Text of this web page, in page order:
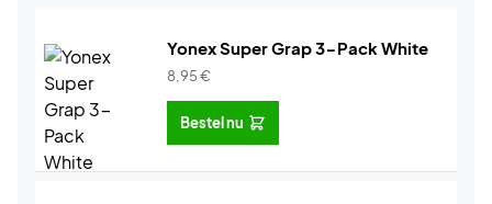
Yonex Super Grap 3-Pack White
8,95€
Bestel nu